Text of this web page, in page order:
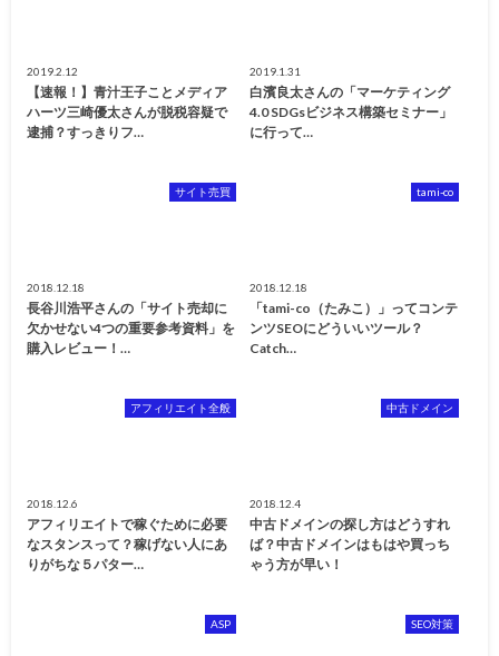
2019.2.12
【速報！】青汁王子ことメディア
ハーツ三崎優太さんが脱税容疑で
逮捕？すっきりフ…
2019.1.31
白濱良太さんの「マーケティング
4.0 SDGsビジネス構築セミナー」
に行って…
サイト売買
2018.12.18
長谷川浩平さんの「サイト売却に
欠かせない4つの重要参考資料」を
購入レビュー！…
tami-co
2018.12.18
「tami-co（たみこ）」ってコンテ
ンツSEOにどういいツール？
Catch…
アフィリエイト全般
2018.12.6
アフィリエイトで稼ぐために必要
なスタンスって？稼げない人にあ
りがちな５パター…
中古ドメイン
2018.12.4
中古ドメインの探し方はどうすれ
ば？中古ドメインはもはや買っち
ゃう方が早い！
ASP SEO対策